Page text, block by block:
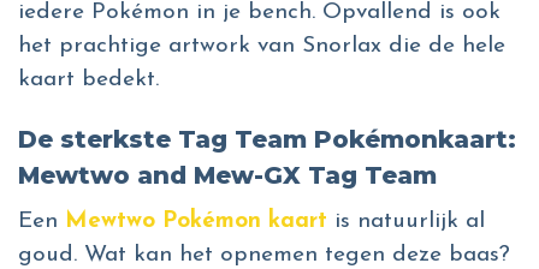
iedere Pokémon in je bench. Opvallend is ook
het prachtige artwork van Snorlax die de hele
kaart bedekt.
De sterkste Tag Team Pokémonkaart:
Mewtwo and Mew-GX Tag Team
Een Mewtwo Pokémon kaart is natuurlijk al
goud. Wat kan het opnemen tegen deze baas?